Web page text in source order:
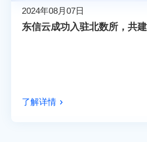
2024年08月07日
东信云成功入驻北数所，共
了解详情